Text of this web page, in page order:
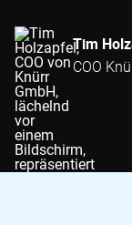
Tim
COO